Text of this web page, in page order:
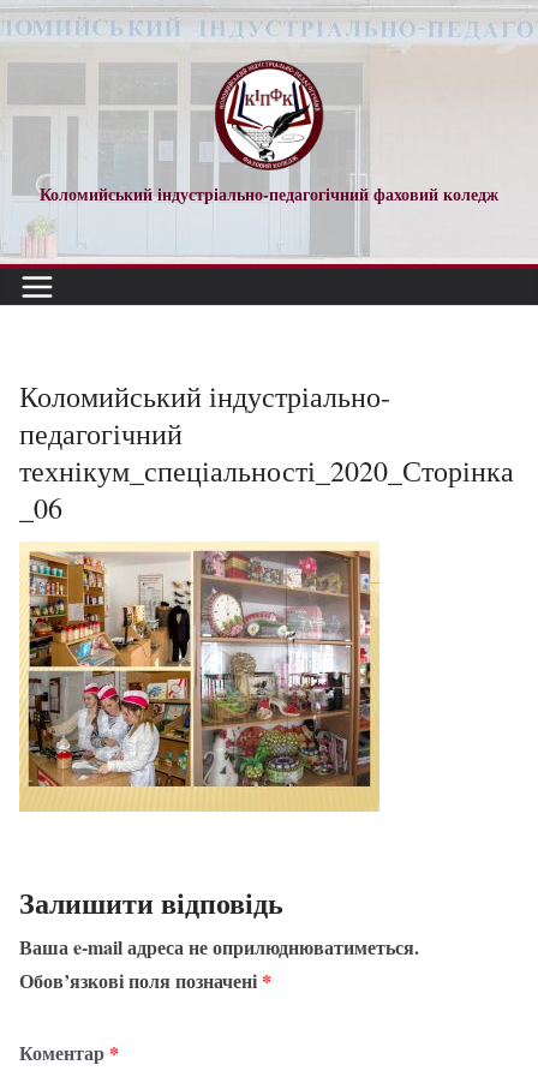
Перейти
до
Коломийський індустріально-педагогічний фаховий коледж
Коломийський індустріально-
педагогічний
технікум_спеціальності_2020_Сторінка
_06
Залишити відповідь
Ваша e-mail адреса не оприлюднюватиметься.
Обов’язкові поля позначені *
Коментар *